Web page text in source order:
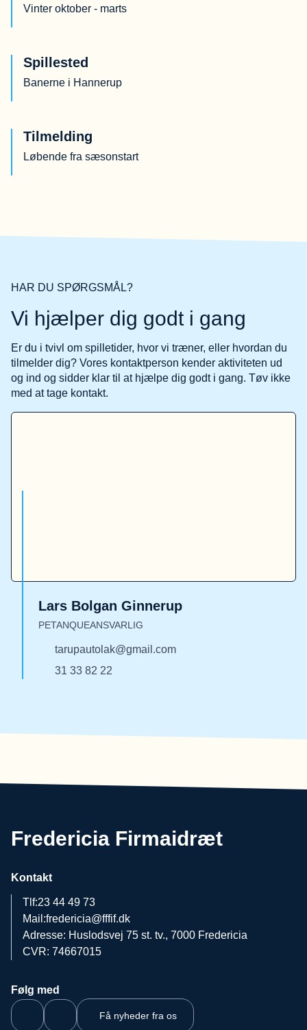
Vinter oktober - marts
Spillested
Banerne i Hannerup
Tilmelding
Løbende fra sæsonstart
HAR DU SPØRGSMÅL?
Vi hjælper dig godt i gang
Er du i tvivl om spilletider, hvor vi træner, eller hvordan du
tilmelder dig? Vores kontaktperson kender aktiviteten ud
og ind og sidder klar til at hjælpe dig godt i gang. Tøv ikke
med at tage kontakt.
Lars Bolgan Ginnerup
PETANQUEANSVARLIG
tarupautolak@gmail.com
31 33 82 22
Fredericia Firmaidræt
Kontakt
Tlf:23 44 49 73
Mail:fredericia@fffif.dk
Adresse: Huslodsvej 75 st. tv., 7000 Fredericia
CVR: 74667015
Følg med
Få nyheder fra os